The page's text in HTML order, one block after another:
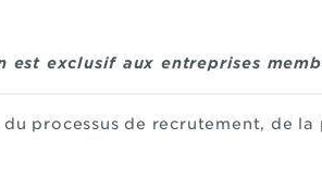
est exclusif aux entreprises
processus de recrutement, de